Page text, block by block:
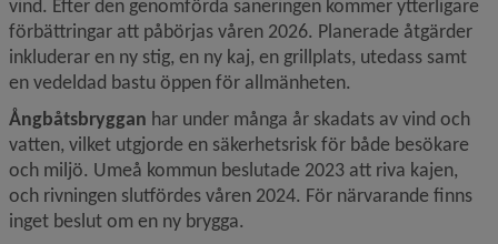
vind. Efter den genomförda saneringen kommer ytterligare
förbättringar att påbörjas våren 2026. Planerade åtgärder
inkluderar en ny stig, en ny kaj, en grillplats, utedass samt
en vedeldad bastu öppen för allmänheten.
Ångbåtsbryggan har under många år skadats av vind och
vatten, vilket utgjorde en säkerhetsrisk för både besökare
och miljö. Umeå kommun beslutade 2023 att riva kajen,
och rivningen slutfördes våren 2024. För närvarande finns
inget beslut om en ny brygga.